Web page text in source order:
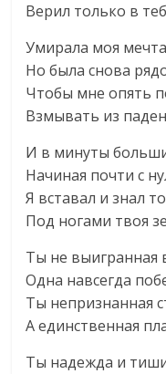
Верил только в
Умирала моя
Но была снова
Чтобы мне опять
Взмывать из
И в минуты
Начиная почти с
Я вставал и знал
Под ногами твоя
Ты не выигранная
Одна навсегда
Ты непризнанная
А единственная
Ты надежда и